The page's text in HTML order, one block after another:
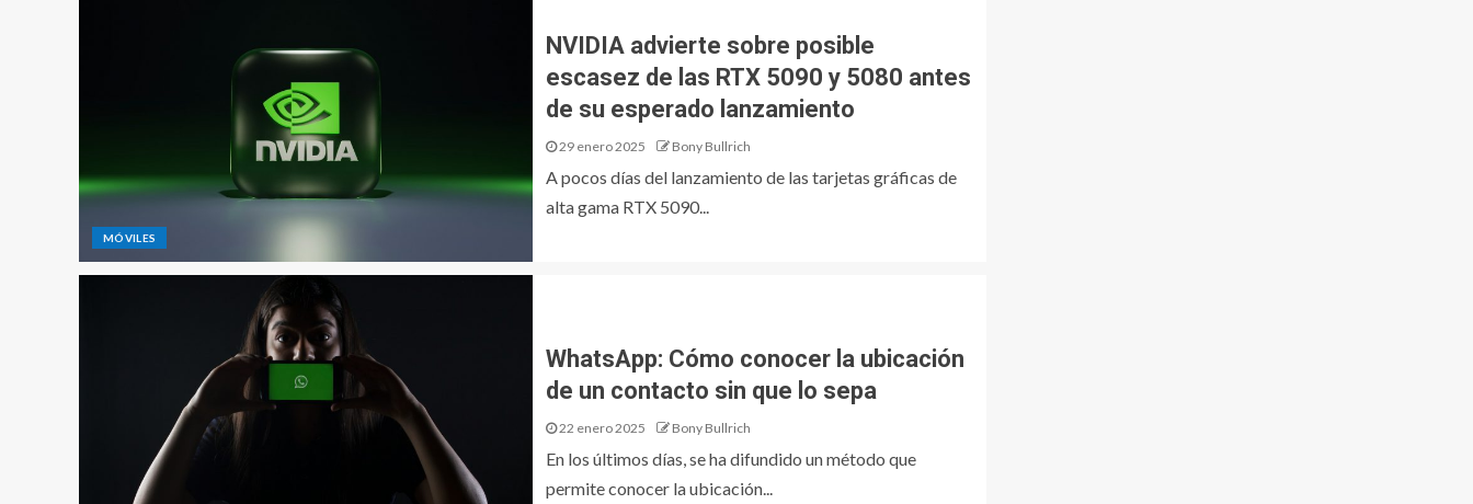
MÓVILES
NVIDIA advierte sobre posible
escasez de las RTX 5090 y 5080 antes
de su esperado lanzamiento
29 enero 2025 Bony Bullrich
A pocos días del lanzamiento de las tarjetas gráficas de
alta gama RTX 5090...
WhatsApp: Cómo conocer la ubicación
de un contacto sin que lo sepa
22 enero 2025 Bony Bullrich
En los últimos días, se ha difundido un método que
permite conocer la ubicación...